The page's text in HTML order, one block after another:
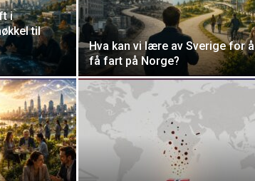
i
til
Hva kan vi lære av Sverige for å
få fart på Norge?